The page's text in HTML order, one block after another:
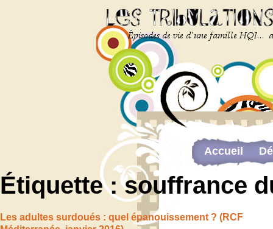
Accueil
The last…
Web-
Étiquette :souffrance
Les adultes surdoués : quel épanouissement ? (RCF